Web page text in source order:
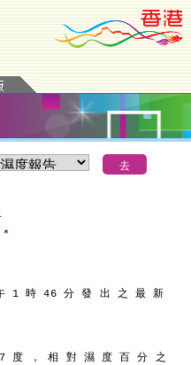
＊
1 時 46 分 發 出 之 最 新
度 ， 相 對 濕 度 百 分 之